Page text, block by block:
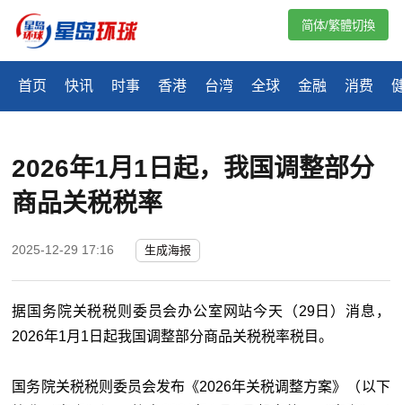
首页 快讯 时事 香港 台湾 全球 金融 消费
简体/繁體切換
2026年1月1日起，我国调整部分
商品关税税率
2025-12-29 17:16 生成海报
据国务院关税税则委员会办公室网站今天（29日）消息，
2026年1月1日起我国调整部分商品关税税率税目。
国务院关税税则委员会发布《2026年关税调整方案》（以下